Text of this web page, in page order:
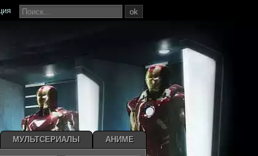
ok
МУЛЬТСЕРИАЛЫ АНИМЕ